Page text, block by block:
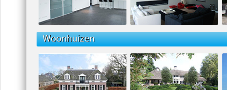
Woonhuizen